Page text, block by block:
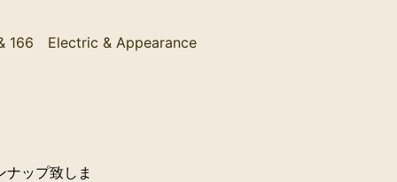
166 Electric & Appearance
ップ致しま